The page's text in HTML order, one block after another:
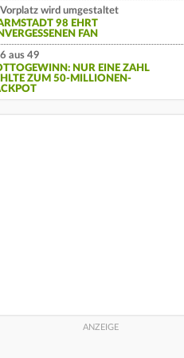
Vorplatz wird umgestaltet
98 EHRT
FAN
6 aus 49
NUR EINE ZAHL
ZUM 50-MILLIONEN-